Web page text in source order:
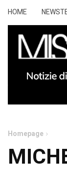
HOME
Homepage